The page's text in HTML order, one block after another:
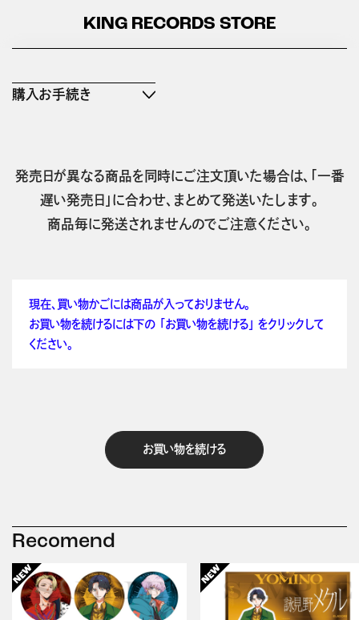
KING RECORDS STORE
購入お手続き
発売日が異なる商品を同時にご注文頂いた場合は、「一番
遅い発売日」に合わせ、まとめて発送いたします。
商品毎に発送されませんのでご注意ください。
現在、買い物かごには商品が入っておりません。
お買い物を続けるには下の 「お買い物を続ける」 をクリックして
ください。
お買い物を続ける
Recomend